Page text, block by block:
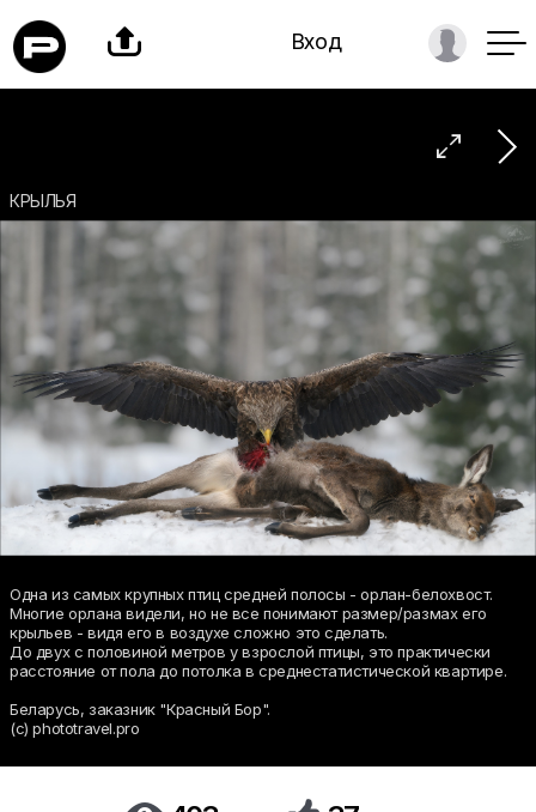
 Вход

КРЫЛЬЯ
Одна из самых крупных птиц средней полосы - орлан-белохвост.
Многие орлана видели, но не все понимают размер/размах его
крыльев - видя его в воздухе сложно это сделать.
До двух с половиной метров у взрослой птицы, это практически
расстояние от пола до потолка в среднестатистической квартире.
Беларусь, заказник "Красный Бор".
(с) phototravel.pro